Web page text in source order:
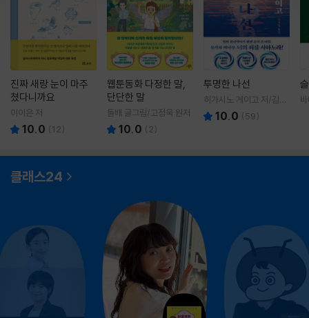
진짜 새랑 눈이 마주
쳤다니까요
이이은 저
10.0 (12)
웹툰동화 다정한 말,
단단한 말
돌배 글그림/고정욱 원저
10.0 ( 2)
투명한 나선
히가시노 게이고 저/김선
영 역10.0 (59)
클래스24